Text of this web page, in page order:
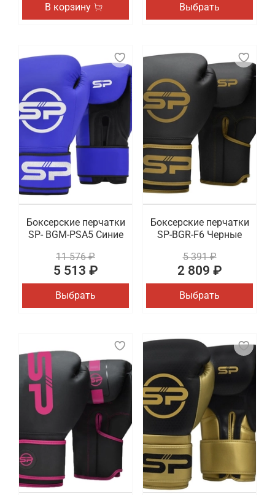
В корзину Выбрать
Боксерские перчатки
SP- BGM-PSA5 Синие
11 576 ₽
5 513 ₽
Выбрать
Боксерские перчатки
SP-BGR-F6 Черные
5 391 ₽
2 809 ₽
Выбрать